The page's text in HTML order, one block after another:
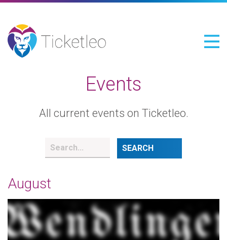
Events
All current events on Ticketleo.
August